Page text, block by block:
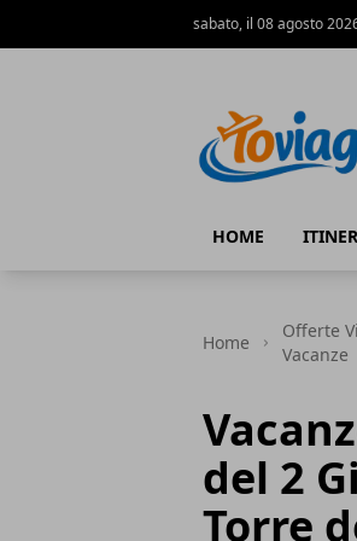
sabato, il 08 agosto
HOME
Home
Offerte
Vacanze
del 2
Torre